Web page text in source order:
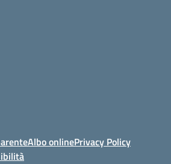
Albo onlinePrivacy Policy